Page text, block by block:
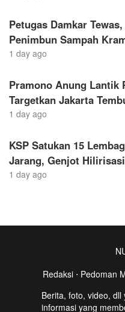
Petugas Damkar
Penimbun Sampah
1 day ago
Pramono Anung Lantik
Targetkan Jakarta
1 day ago
KSP Satukan 15
Jarang, Genjot Hilirisasi
1 day ago
Redaksi⋅ Pedoman
Berita, foto, video,
informasi yang